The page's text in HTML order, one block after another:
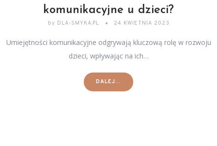
komunikacyjne u dzieci?
by DLA-SMYKA.PL 24 KWIETNIA 2023
Umiejętności komunikacyjne odgrywają kluczową rolę w rozwoju
dzieci, wpływając na ich…
DALEJ...